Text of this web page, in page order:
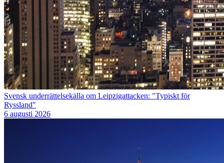
Svensk underrättelsekälla om Leipzigattacken: "Typiskt för
Ryssland"
6 augusti 2026